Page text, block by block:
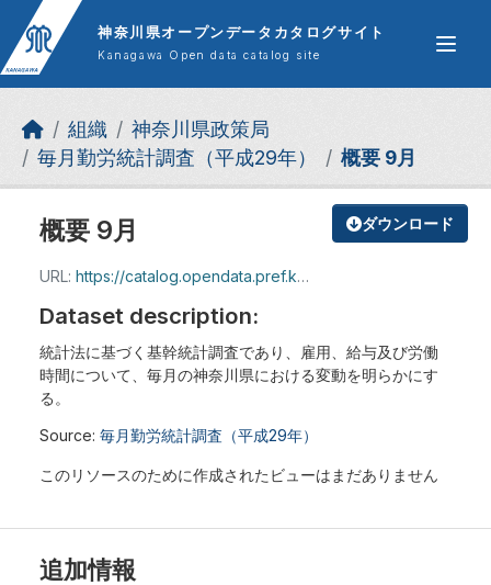
Skip to main content
神奈川県オープンデータカタログサイト
Kanagawa Open data catalog site
組織
神奈川県政策局
毎月勤労統計調査（平成29年）
概要 9月
ダウンロード
概要 9月
URL: https://catalog.opendata.pref.kanagawa.jp/dataset/35a5338f-1867-4725-94d5-8ac4d4d8d549/resource/2df5f390-f698-450c-92a5-3f011a7d5d7a/download/903613.pdf
Dataset description:
統計法に基づく基幹統計調査であり、雇用、給与及び労働
時間について、毎月の神奈川県における変動を明らかにす
る。
Source: 毎月勤労統計調査（平成29年）
このリソースのために作成されたビューはまだありません
追加情報